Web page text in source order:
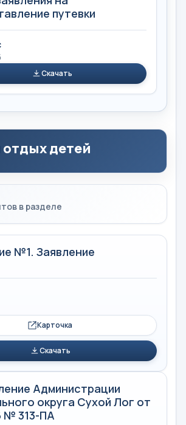
путевки
Скачать
детей
в разделе
№1. Заявление
Карточка
Скачать
Администрации
округа Сухой Лог от
№ 313-ПА